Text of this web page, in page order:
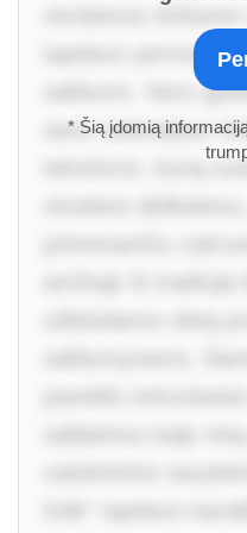
tapdavo
saldumo. Nors
savo natūralaus
tekstūros, kurią
* Šią įdomią